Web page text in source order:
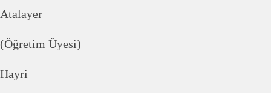
Atalayer
(Öğretim Üyesi)
Hayri